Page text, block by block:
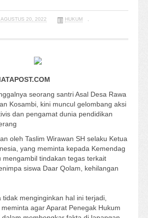
AGUSTUS 20, 2022 HUKUM
,
seorang santri Asal Desa Rawa
Kosambi, kini muncul gelombang aksi
dan pengamat dunia pendidikan
oleh Taslim Wirawan SH selaku Ketua
yang meminta kepada Kemendag
mengambil tindakan tegas terkait
siswa Daar Qolam, kehilangan
tidak menginginkan hal ini terjadi,
agar Aparat Penegak Hukum